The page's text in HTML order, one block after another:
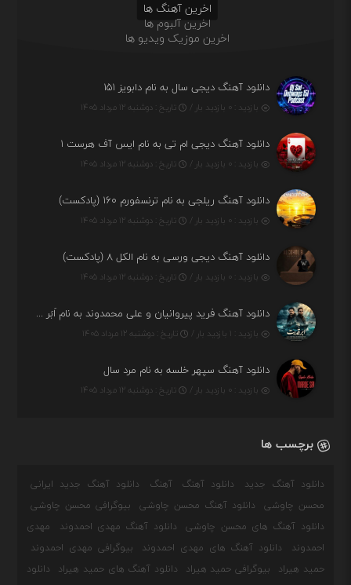
اخرین آهنگ ها
اخرین آلبوم ها
اخرین موزیک ویدیو ها
دانلود آهنگ دیجی سال به نام دابویز ۱۵۱
بازدید : ۰ بازدید بار / تاریخ : دوشنبه ۱۲ مرداد ۱۴۰۵
دانلود آهنگ دیجی ام تی به نام ایس آف هرست ۱
بازدید : ۰ بازدید بار / تاریخ : دوشنبه ۱۲ مرداد ۱۴۰۵
دانلود آهنگ ریلجی به نام ترنسفورم ۱۶۰ (پادکست)
بازدید : ۰ بازدید بار / تاریخ : دوشنبه ۱۲ مرداد ۱۴۰۵
دانلود آهنگ دیجی ورسی به نام الکل ۸ (پادکست)
بازدید : ۰ بازدید بار / تاریخ : دوشنبه ۱۲ مرداد ۱۴۰۵
دانلود آهنگ فرید پیروانیان و علی محمدوند به نام اَبَر قدرت
بازدید : ۱ بازدید بار / تاریخ : دوشنبه ۱۲ مرداد ۱۴۰۵
دانلود آهنگ سپهر خلسه به نام مرد سال
بازدید : ۰ بازدید بار / تاریخ : دوشنبه ۱۲ مرداد ۱۴۰۵
برچسب ها
دانلود آهنگ جدید دانلود آهنگ آهنگ
دانلود آهنگ جدید ایرانی
محسن چاوشی
دانلود آهنگ محسن چاوشی
بیوگرافی محسن چاوشی
دانلود آهنگ های محسن چاوشی
دانلود آهنگ مهدی احمدوند
مهدی
احمدوند
دانلود آهنگ های مهدی احمدوند
بیوگرافی مهدی احمدوند
حمید هیراد
بیوگرافی حمید هیراد دانلود آهنگ های حمید هیراد
دانلود